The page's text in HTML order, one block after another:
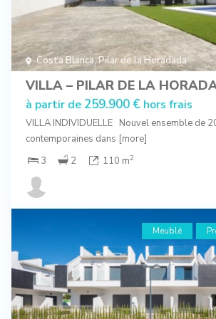
Costa Blanca,Pilar de la Horadada
VILLA – PILAR DE LA
à partir de 259.900 € hors frais
VILLA INDIVIDUELLE Nouvel ensemble de
contemporaines dans [more]
3
2 110 m2
Meublé